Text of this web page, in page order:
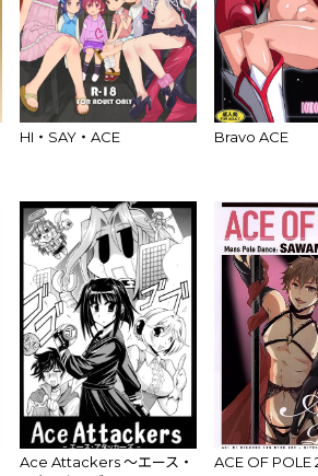
HI・SAY・ACE Bravo ACE
Ace Attackers ～エース・
ACE OF POLE